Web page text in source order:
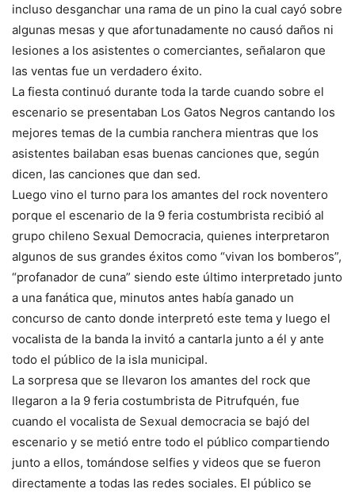
incluso desganchar una rama de un pino la cual cayó sobre
algunas mesas y que afortunadamente no causó daños ni
lesiones a los asistentes o comerciantes, señalaron que
las ventas fue un verdadero éxito.
La fiesta continuó durante toda la tarde cuando sobre el
escenario se presentaban Los Gatos Negros cantando los
mejores temas de la cumbia ranchera mientras que los
asistentes bailaban esas buenas canciones que, según
dicen, las canciones que dan sed.
Luego vino el turno para los amantes del rock noventero
porque el escenario de la 9 feria costumbrista recibió al
grupo chileno Sexual Democracia, quienes interpretaron
algunos de sus grandes éxitos como “vivan los bomberos”,
“profanador de cuna” siendo este último interpretado junto
a una fanática que, minutos antes había ganado un
concurso de canto donde interpretó este tema y luego el
vocalista de la banda la invitó a cantarla junto a él y ante
todo el público de la isla municipal.
La sorpresa que se llevaron los amantes del rock que
llegaron a la 9 feria costumbrista de Pitrufquén, fue
cuando el vocalista de Sexual democracia se bajó del
escenario y se metió entre todo el público compartiendo
junto a ellos, tomándose selfies y videos que se fueron
directamente a todas las redes sociales. El público se